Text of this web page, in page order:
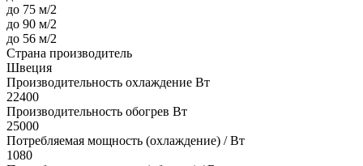
до 75 м/2
до 90 м/2
до 56 м/2
Страна производитель
Швеция
Производительность охлаждение Вт
22400
Производительность обогрев Вт
25000
Потребляемая мощность (охлаждение) / Вт
1080